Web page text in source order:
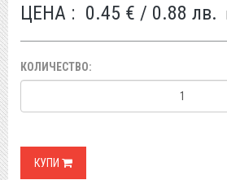
ЦЕНА : 0.45 € / 0.88 лв.
КОЛИЧЕСТВО:
КУПИ